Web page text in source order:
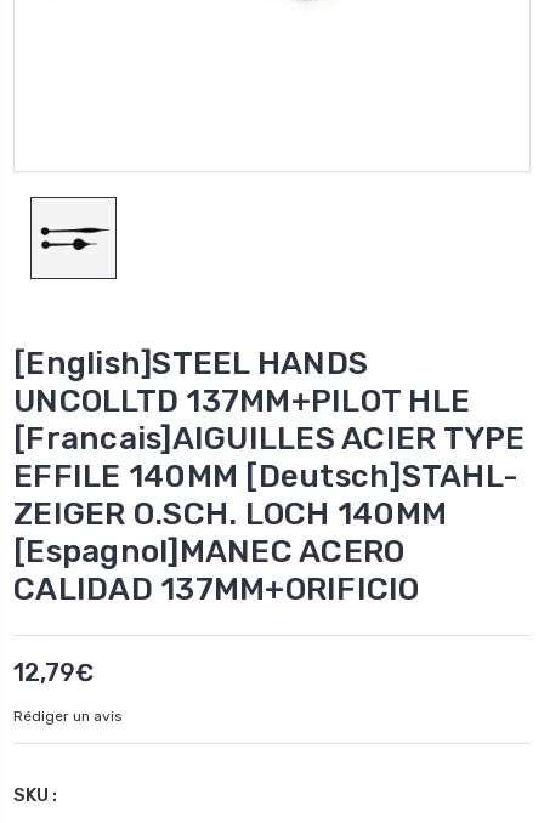
[English]STEEL HANDS
UNCOLLTD 137MM+PILOT HLE
[Francais]AIGUILLES ACIER TYPE
EFFILE 140MM [Deutsch]STAHL-
ZEIGER O.SCH. LOCH 140MM
[Espagnol]MANEC ACERO
CALIDAD 137MM+ORIFICIO
12,79€
Rédiger un avis
SKU :